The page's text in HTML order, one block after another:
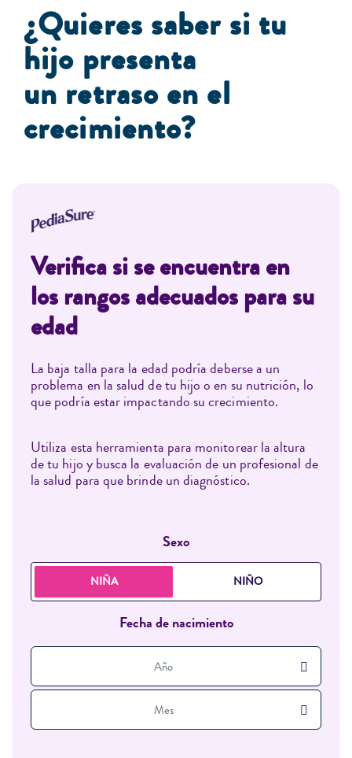
¿Quieres saber si tu
hijo presenta
un retraso en el
crecimiento?
Verifica si se encuentra en
los rangos adecuados para su
edad
La baja talla para la edad podría deberse a un
problema en la salud de tu hijo o en su nutrición, lo
que podría estar impactando su crecimiento.
Utiliza esta herramienta para monitorear la altura
de tu hijo y busca la evaluación de un profesional de
la salud para que brinde un diagnóstico.
Sexo
NIÑA NIÑO
Fecha de nacimiento
Año
Mes